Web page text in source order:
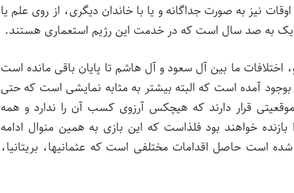
نیز به صورت جداگانه و یا با خاندان دیگری، از روی علم یا
به صد سال است که در خدمت این رژیم استعماری هستند.
ما بین آل سعود و آل هاشم تا پایان باقی مانده است
آمده است که البته بیشتر به مثابه نمایشی است که حتی
قرار دارند که هیچکس آرزوی کسب آن را ندارد و همه
بازنده خواهند بود فلذاست که این بازی به همین منوال ادامه
است حاصل اقدامات مختلفی است که عثمانی­ها، بریتانیا،